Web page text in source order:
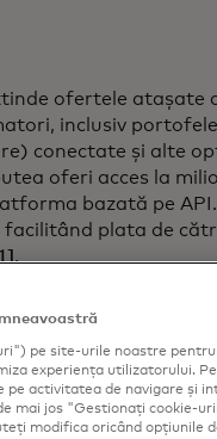
ofertele atașate
inclusiv
conectate și alte
oferi acces la
bazată pe
plata de
.
personalizare ale
eligibili
timp. Acest lucru le
mari, de la
pe site-urile noastre
experiența utilizatorului. Pe
activitatea de navigare și
mai jos "Gestionați cookie-
modifica oricând opțiunile